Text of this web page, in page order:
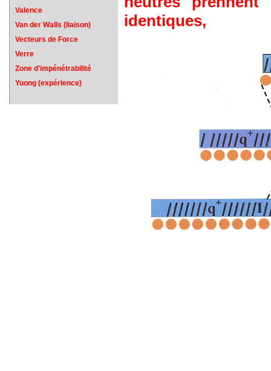
Valence
Van der Walls (liaison)
Vecteurs de Force
Verre
Zone d'impénétrabilité
Yuong (expérience)
identiques,